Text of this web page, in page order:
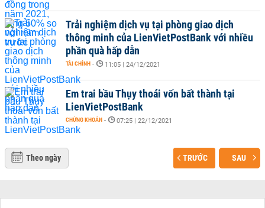
Trải nghiệm dịch vụ tại phòng giao dịch
thông minh của LienVietPostBank với nhiều
phần quà hấp dẫn
TÀI CHÍNH - 11:05 | 24/12/2021
Em trai bầu Thụy thoái vốn bất thành tại
LienVietPostBank
CHỨNG KHOÁN - 07:25 | 22/12/2021
Theo ngày TRƯỚC SAU